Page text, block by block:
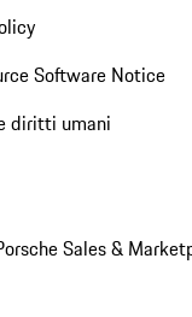
Software Notice
diritti umani
Sales &